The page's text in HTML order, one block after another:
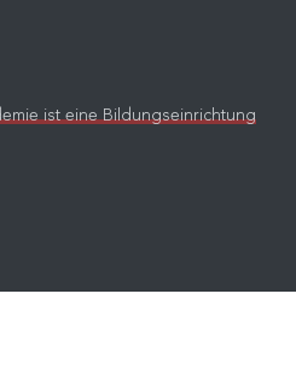
ist eine Bildungseinrichtung